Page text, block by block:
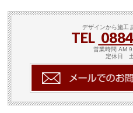
デザインから施工
TEL
営業時間 AM
定休日